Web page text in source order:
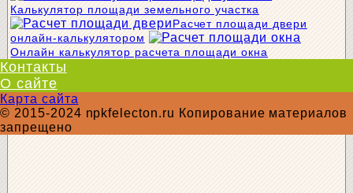
Калькулятор площади земельного участка
Расчет площади двери
онлайн-калькулятором
Онлайн калькулятор расчета площади окна
Контакты
О сайте
Карта сайта
© 2015-2024 npkfelecton.ru Копирование материалов
запрещено